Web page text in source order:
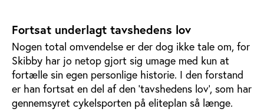
Fortsat underlagt tavshedens lov
Nogen total omvendelse er der dog ikke tale om, for
Skibby har jo netop gjort sig umage med kun at
fortælle sin egen personlige historie. I den forstand
er han fortsat en del af den ’tavshedens lov’, som har
gennemsyret cykelsporten på eliteplan så længe.